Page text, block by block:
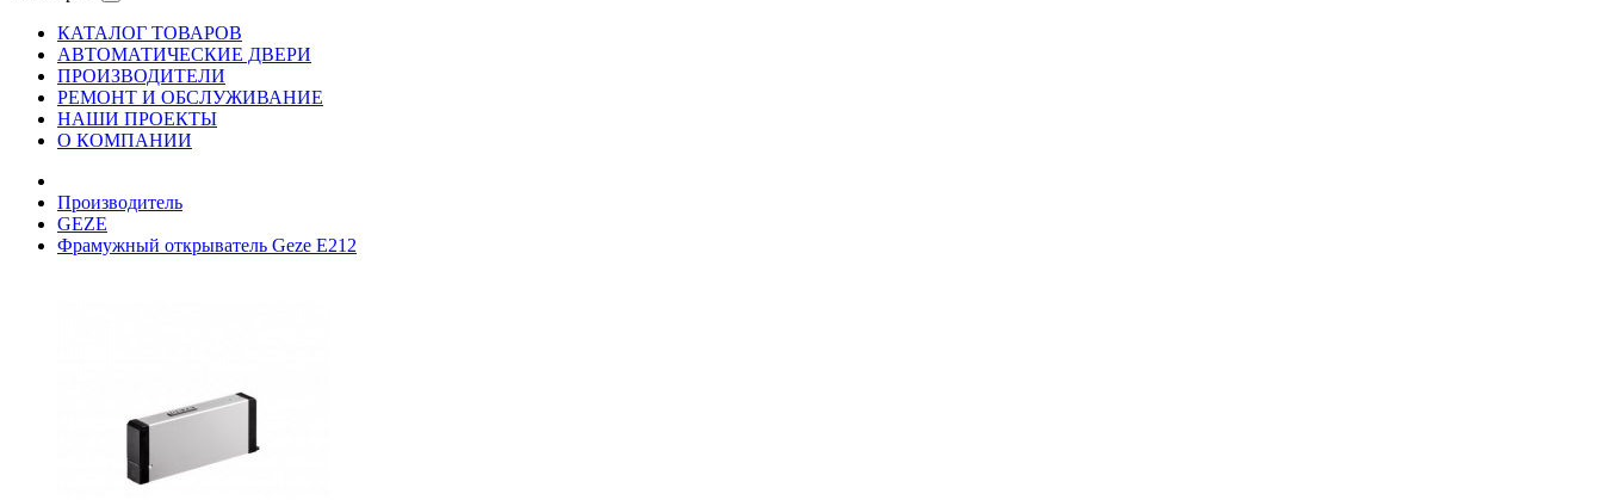
КАТАЛОГ ТОВАРОВ
АВТОМАТИЧЕСКИЕ ДВЕРИ
ПРОИЗВОДИТЕЛИ
РЕМОНТ И ОБСЛУЖИВАНИЕ
НАШИ ПРОЕКТЫ
О КОМПАНИИ
Производитель
GEZE
Фрамужный открыватель Geze E212